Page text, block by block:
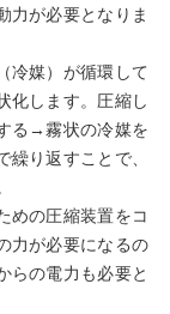
力が必要となりま
冷媒）が循環して
化します。圧縮し
る→霧状の冷媒を
り返すことで、
めの圧縮装置をコ
力が必要になるの
らの電力も必要と